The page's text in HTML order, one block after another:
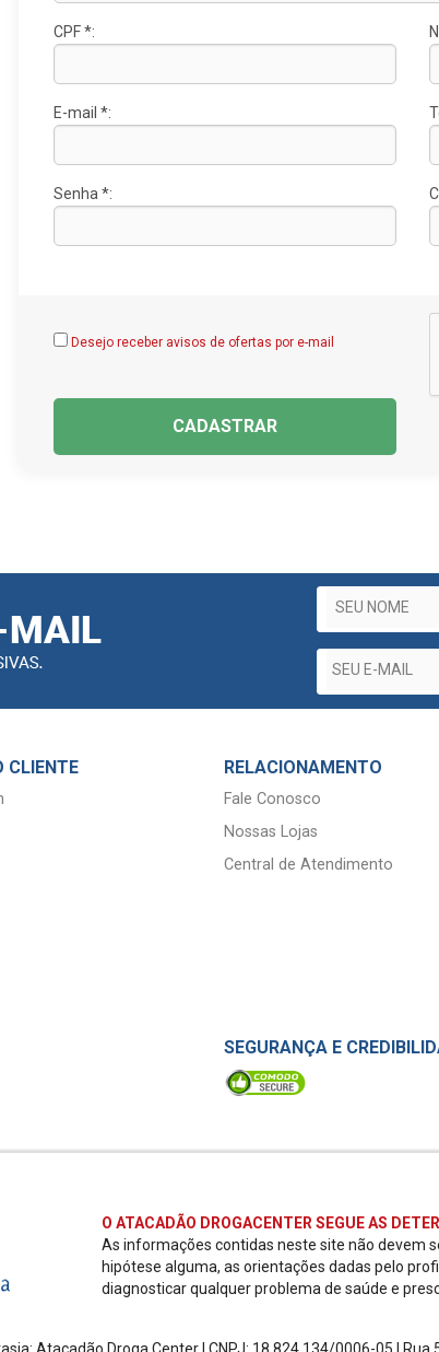
CPF *:
E-mail *:
Senha *:
Desejo receber avisos de ofertas por e-mail
CADASTRAR
CLIENTE RELACIONAMENTO
Fale Conosco
Nossas Lojas
Central de Atendimento
SEGURANÇA E
O ATACADÃO DROGACENTER SEGUE AS
As informações contidas neste site não devem
hipótese alguma, as orientações dadas pelo
diagnosticar qualquer problema de saúde e
Atacadão Droga Center | CNPJ: 18.824.134/0006-05 |